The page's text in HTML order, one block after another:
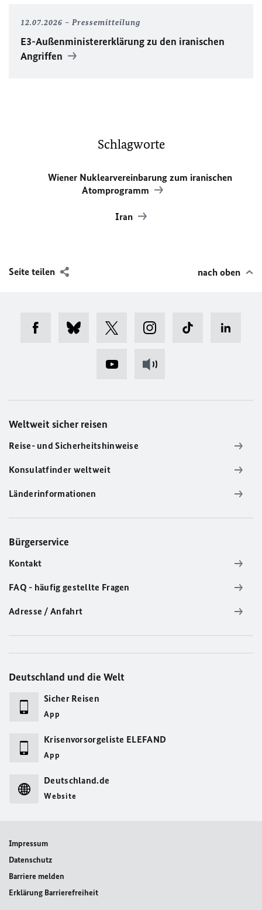
12.07.2026 Pressemitteilung
E3-Außenministererklärung zu den iranischen
Angriffen
Schlagworte
Wiener Nuklearvereinbarung zum iranischen
Atomprogramm
Iran
Seite teilen nach oben
Weltweit sicher reisen
Reise- und Sicherheitshinweise
Konsulatfinder weltweit
Länderinformationen
Bürgerservice
Kontakt
FAQ - häufig gestellte Fragen
Adresse / Anfahrt
Deutschland und die Welt
Sicher Reisen
App
Krisenvorsorgeliste ELEFAND
App
Deutschland.de
Website
Impressum
Datenschutz
Barriere melden
Erklärung Barrierefreiheit